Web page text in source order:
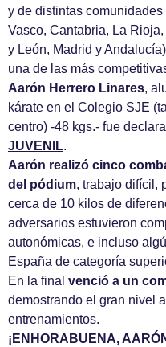
y de distintas
Vasco, Cantabria, La
y León, Madrid y
una de las más
Aarón Herrero Linares,
kárate en el Colegio SJE
centro) -48 kgs.- fue
JUVENIL.
Aarón realizó cinco
del pódium, trabajo difícil,
cerca de 10 kilos de
adversarios estuvieron
autonómicas, e incluso
España de categoría
En la final venció a un
demostrando el gran nivel
entrenamientos.
¡ENHORABUENA,